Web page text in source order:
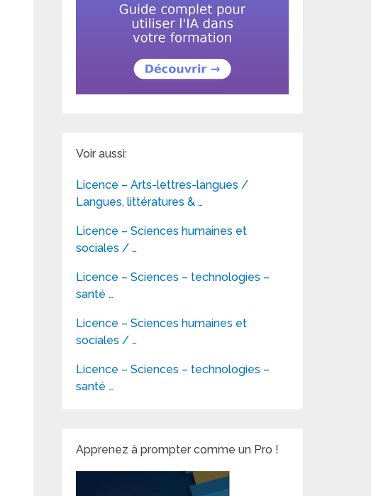
Voir aussi:
Licence – Arts-lettres-langues /
Langues, littératures & …
Licence – Sciences humaines et
sociales / …
Licence – Sciences – technologies –
santé …
Licence – Sciences humaines et
sociales / …
Licence – Sciences – technologies –
santé …
Apprenez à prompter comme un Pro !